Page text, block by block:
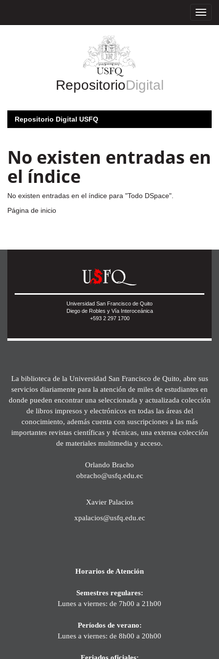
RepositorioDigital
Repositorio Digital USFQ
No existen entradas en
el índice
No existen entradas en el índice para "Todo DSpace".
Página de inicio
Universidad San Francisco de Quito
Diego de Robles y Vía Interoceánica
+593 2 297 1700
La biblioteca de la Universidad San Francisco de Quito, abre sus
servicios diariamente para la atención de miles de estudiantes en
donde pueden encontrar una seleccionada y actualizada colección
de libros impresos y electrónicos en todas las áreas del
conocimiento, además cuenta con suscripciones a las más
importantes revistas científicas y técnicas, una extensa colección
de materiales multimedia y acceso.
Orlando Bracho
obracho@usfq.edu.ec
Xavier Palacios
xpalacios@usfq.edu.ec
Horarios de Atención
Semestres regulares:
Lunes a viernes: de 7h00 a 21h00
Períodos de verano:
Lunes a viernes: de 8h00 a 20h00
Feriados oficiales: